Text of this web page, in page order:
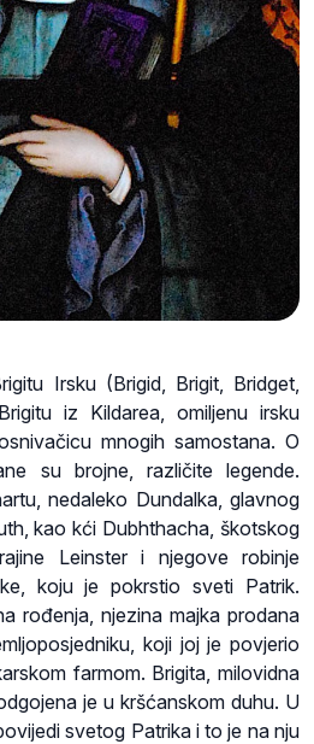
Irsku (Brigid, Brigit, Bridget,
iz Kildarea, omiljenu irsku
mnogih samostana. O
su brojne, različite legende.
nedaleko Dundalka, glavnog
kao kći Dubhthacha, škotskog
Leinster i njegove robinje
koju je pokrstio sveti Patrik.
rođenja, njezina majka prodana
koji joj je povjerio
farmom. Brigita, milovidna
je u kršćanskom duhu. U
svetog Patrika i to je na nju